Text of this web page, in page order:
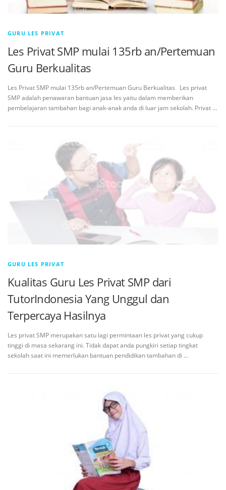
GURU LES PRIVAT
Les Privat SMP mulai 135rb an/Pertemuan
Guru Berkualitas
Les Privat SMP mulai 135rb an/Pertemuan Guru Berkualitas Les privat
SMP adalah penawaran bantuan jasa les yaitu dalam memberikan
pembelajaran tambahan bagi anak-anak anda di luar jam sekolah. Privat …
GURU LES PRIVAT
Kualitas Guru Les Privat SMP dari
TutorIndonesia Yang Unggul dan
Terpercaya Hasilnya
Les privat SMP merupakan satu lagi permintaan les privat yang cukup
tinggi di masa sekarang ini. Tidak dapat anda pungkiri setiap tingkat
sekolah saat ini memerlukan bantuan pendidikan tambahan di …